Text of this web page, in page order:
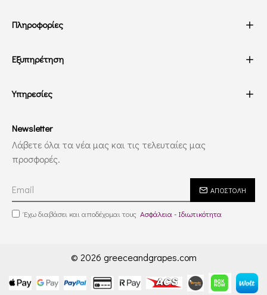
Πληροφορίες
Εξυπηρέτηση
Υπηρεσίες
Newsletter
Λάβετε όλα τα νέα μας και τις τελευταίες μας
προσφορές.
ΑΠΟΣΤΟΛΉ
Έχω διαβάσει και αποδέχομαι τους Ασφάλεια - Ιδιωτικότητα
© 2026 greeceandgrapes.com